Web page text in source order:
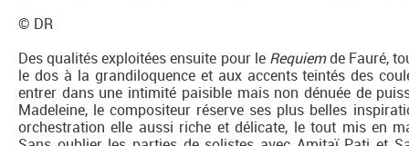
© DR
Des qualités exploitées ensuite pour le Requiemde Fauré,
le dos à la grandiloquence et aux accents teintés des
entrer dans une intimité paisible mais non dénuée de
Madeleine, le compositeur réserve ses plus belles
orchestration elle aussi riche et délicate, le tout mis en